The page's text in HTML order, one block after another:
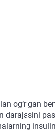
og‘rigan